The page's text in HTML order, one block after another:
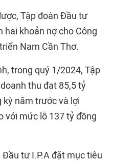
Tập đoàn Đầu tư
hai khoản nợ cho Công
Nam Cần Thơ.
trong quý 1/2024, Tập
thu đạt 85,5 tỷ
kỳ năm trước và lợi
với mức lỗ 137 tỷ đồng
tư I.P.A đặt mục tiêu